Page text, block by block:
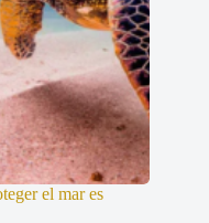
el mar es